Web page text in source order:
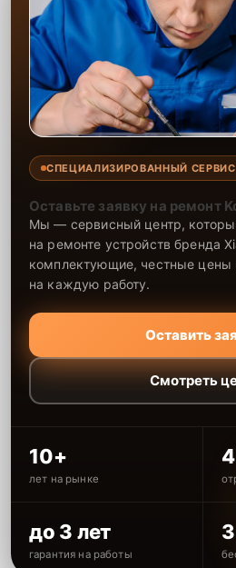
СПЕЦИАЛИЗИРОВАННЫЙ
Оставьте заявку на ремонт
Мы — сервисный центр,
на ремонте устройств бренда
комплектующие, честные цены
на каждую работу.
Оставить
Смотреть
10+
лет на рынке
до 3 лет
гарантия на работы